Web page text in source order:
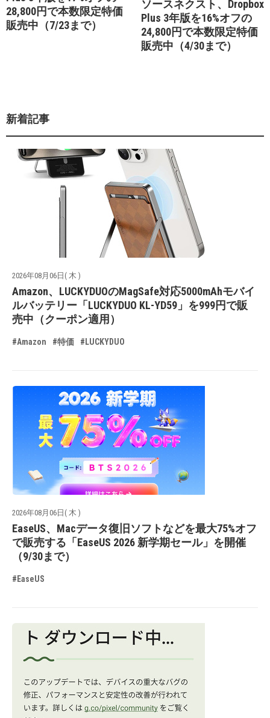
28,800円で本数限定特価
販売中（7/23まで）
ソースネクスト、Dropbox
Plus 3年版を16%オフの
24,800円で本数限定特価
販売中（4/30まで）
新着記事
2026年08月06日( 木 )
Amazon、LUCKYDUOのMagSafe対応5000mAhモバイ
ルバッテリー「LUCKYDUO KL-YD59」を999円で販
売中（クーポン適用）
#Amazon #特価 #LUCKYDUO
2026年08月06日( 木 )
EaseUS、Macデータ復旧ソフトなどを最大75%オフ
で販売する「EaseUS 2026 新学期セール」を開催
（9/30まで）
#EaseUS